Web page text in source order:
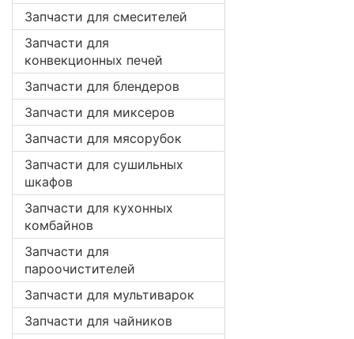
Запчасти для смесителей
Запчасти для
конвекционных печей
Запчасти для блендеров
Запчасти для миксеров
Запчасти для мясорубок
Запчасти для сушильных
шкафов
Запчасти для кухонных
комбайнов
Запчасти для
пароочистителей
Запчасти для мультиварок
Запчасти для чайников